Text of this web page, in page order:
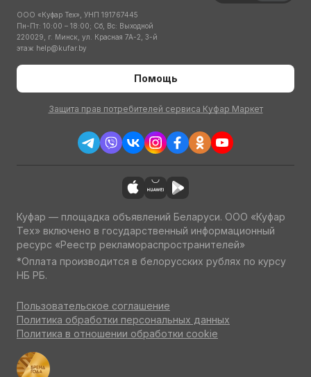
ООО «Куфар Тех», УНП 191767445
Пн-Пт: 10:00 – 18:00; Сб, Вс: Выходной
220029, г. Минск, ул. Красная 7А-2, 3-й
этаж help@kufar.by
Помощь
Защита прав потребителей сервиса Куфар Маркет
Куфар — площадка объявлений Беларуси. ООО «Куфар
Тех» включено в государственный информационный
ресурс «Реестр рекламораспространителей»
*Оплата производится в белорусских рублях по курсу
НБ РБ.
Пользовательское соглашение
Политика обработки персональных данных
Политика в отношении обработки cookie